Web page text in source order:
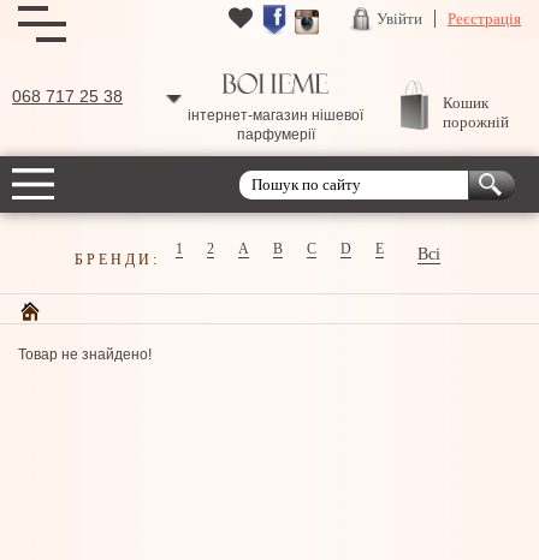
Увійти Реєстрація
068 717 25 38
інтернет-магазин нішевої
парфумерії
Кошик
порожній
БРЕНДИ:
1 2 A B C D E Всі
Товар не знайдено!